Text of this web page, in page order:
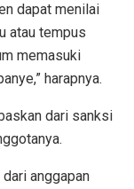
dapat menilai
atau tempus
memasuki
harapnya.
dari sanksi
anggapan